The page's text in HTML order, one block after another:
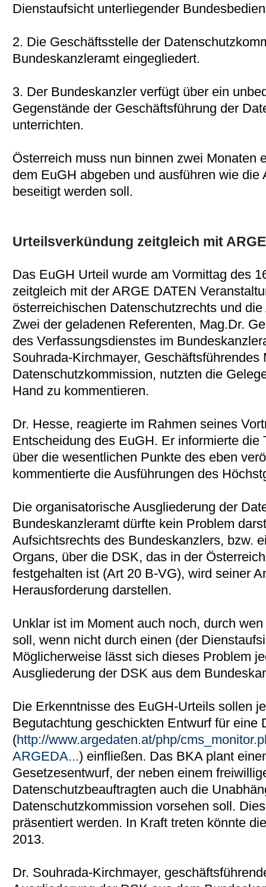
Dienstaufsicht unterliegender
2. Die Geschäftsstelle der
Bundeskanzleramt eingegliedert.
3. Der Bundeskanzler verfügt über ein
Gegenstände der Geschäftsführung der
unterrichten.
Österreich muss nun binnen zwei Monaten
dem EuGH abgeben und ausführen wie die
beseitigt werden soll.
Urteilsverkündung zeitgleich mit
Das EuGH Urteil wurde am Vormittag des
zeitgleich mit der ARGE DATEN
österreichischen Datenschutzrechts und
Zwei der geladenen Referenten, Mag.Dr.
des Verfassungsdienstes im
Souhrada-Kirchmayer,
Datenschutzkommission, nutzten die
Hand zu kommentieren.
Dr. Hesse, reagierte im Rahmen seines
Entscheidung des EuGH. Er informierte die
über die wesentlichen Punkte des eben
kommentierte die Ausführungen des
Die organisatorische Ausgliederung der
Bundeskanzleramt dürfte kein Problem
Aufsichtsrechts des Bundeskanzlers, bzw.
Organs, über die DSK, das in der
festgehalten ist (Art 20 B-VG), wird seiner
Herausforderung darstellen.
Unklar ist im Moment auch noch, durch
soll, wenn nicht durch einen (der
Möglicherweise lässt sich dieses Problem
Ausgliederung der DSK aus dem
Die Erkenntnisse des EuGH-Urteils sollen
Begutachtung geschickten Entwurf für eine
(http://www.argedaten.at/php/
ARGEDA...) einfließen. Das BKA plant
Gesetzesentwurf, der neben einem
Datenschutzbeauftragten auch die
Datenschutzkommission vorsehen soll.
präsentiert werden. In Kraft treten könnte
2013.
Dr. Souhrada-Kirchmayer,